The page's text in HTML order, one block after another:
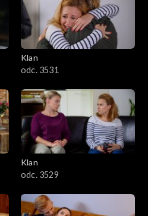
Klan
odc. 3531
Klan
odc. 3529